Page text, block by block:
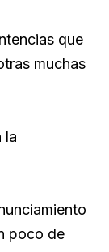
que
muchas
la
poco de